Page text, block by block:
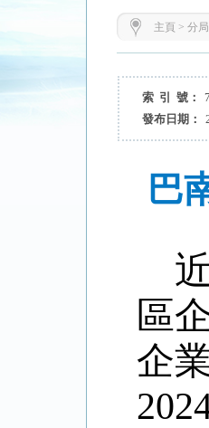
主頁 > 分
索 引 號：
發布日期：
巴
區
企